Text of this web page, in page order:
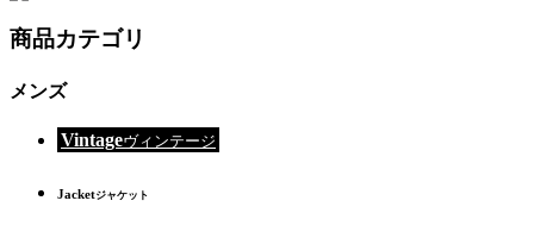
商品カテゴリ
メンズ
Vintageヴィンテージ
Jacketジャケット